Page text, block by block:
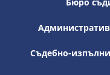
Съдебно-